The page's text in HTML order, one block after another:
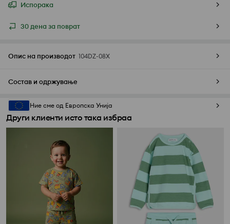
Испорака
30 дена за поврат
Опис на производот 104DZ-08X
Состав и одржување
Ние сме од Европска Унија
Други клиенти исто така избраа